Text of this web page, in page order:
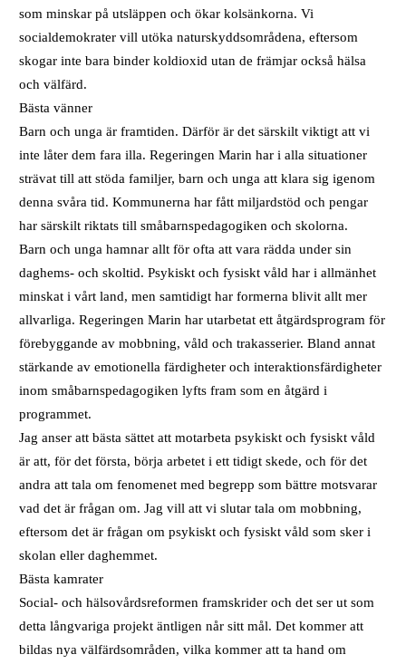
som minskar på utsläppen och ökar kolsänkorna. Vi
socialdemokrater vill utöka naturskyddsområdena, eftersom
skogar inte bara binder koldioxid utan de främjar också hälsa
och välfärd.
Bästa vänner
Barn och unga är framtiden. Därför är det särskilt viktigt att vi
inte låter dem fara illa. Regeringen Marin har i alla situationer
strävat till att stöda familjer, barn och unga att klara sig igenom
denna svåra tid. Kommunerna har fått miljardstöd och pengar
har särskilt riktats till småbarnspedagogiken och skolorna.
Barn och unga hamnar allt för ofta att vara rädda under sin
daghems- och skoltid. Psykiskt och fysiskt våld har i allmänhet
minskat i vårt land, men samtidigt har formerna blivit allt mer
allvarliga. Regeringen Marin har utarbetat ett åtgärdsprogram för
förebyggande av mobbning, våld och trakasserier. Bland annat
stärkande av emotionella färdigheter och interaktionsfärdigheter
inom småbarnspedagogiken lyfts fram som en åtgärd i
programmet.
Jag anser att bästa sättet att motarbeta psykiskt och fysiskt våld
är att, för det första, börja arbetet i ett tidigt skede, och för det
andra att tala om fenomenet med begrepp som bättre motsvarar
vad det är frågan om. Jag vill att vi slutar tala om mobbning,
eftersom det är frågan om psykiskt och fysiskt våld som sker i
skolan eller daghemmet.
Bästa kamrater
Social- och hälsovårdsreformen framskrider och det ser ut som
detta långvariga projekt äntligen når sitt mål. Det kommer att
bildas nya välfärdsområden, vilka kommer att ta hand om